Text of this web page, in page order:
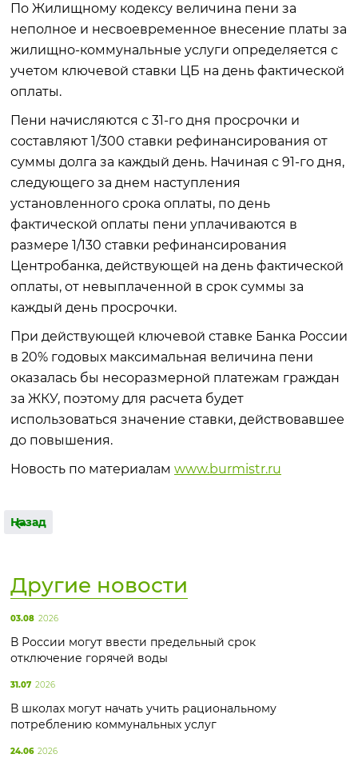
По Жилищному кодексу величина пени за
неполное и несвоевременное внесение платы за
жилищно-коммунальные услуги определяется с
учетом ключевой ставки ЦБ на день фактической
оплаты.
Пени начисляются с 31-го дня просрочки и
составляют 1/300 ставки рефинансирования от
суммы долга за каждый день. Начиная с 91-го дня,
следующего за днем наступления
установленного срока оплаты, по день
фактической оплаты пени уплачиваются в
размере 1/130 ставки рефинансирования
Центробанка, действующей на день фактической
оплаты, от невыплаченной в срок суммы за
каждый день просрочки.
При действующей ключевой ставке Банка России
в 20% годовых максимальная величина пени
оказалась бы несоразмерной платежам граждан
за ЖКУ, поэтому для расчета будет
использоваться значение ставки, действовавшее
до повышения.
Новость по материалам www.burmistr.ru
Назад
Другие новости
03.08 2026
В России могут ввести предельный срок
отключение горячей воды
31.07 2026
В школах могут начать учить рациональному
потреблению коммунальных услуг
24.06 2026